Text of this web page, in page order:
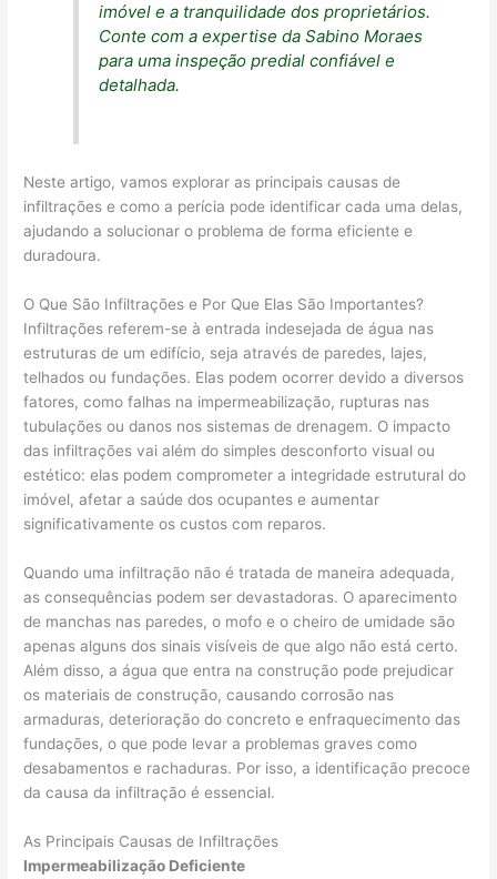
imóvel e a tranquilidade dos proprietários.
Conte com a expertise da Sabino Moraes
para uma inspeção predial confiável e
detalhada.
Neste artigo, vamos explorar as principais causas de
infiltrações e como a perícia pode identificar cada uma delas,
ajudando a solucionar o problema de forma eficiente e
duradoura.
O Que São Infiltrações e Por Que Elas São Importantes?
Infiltrações referem-se à entrada indesejada de água nas
estruturas de um edifício, seja através de paredes, lajes,
telhados ou fundações. Elas podem ocorrer devido a diversos
fatores, como falhas na impermeabilização, rupturas nas
tubulações ou danos nos sistemas de drenagem. O impacto
das infiltrações vai além do simples desconforto visual ou
estético: elas podem comprometer a integridade estrutural do
imóvel, afetar a saúde dos ocupantes e aumentar
significativamente os custos com reparos.
Quando uma infiltração não é tratada de maneira adequada,
as consequências podem ser devastadoras. O aparecimento
de manchas nas paredes, o mofo e o cheiro de umidade são
apenas alguns dos sinais visíveis de que algo não está certo.
Além disso, a água que entra na construção pode prejudicar
os materiais de construção, causando corrosão nas
armaduras, deterioração do concreto e enfraquecimento das
fundações, o que pode levar a problemas graves como
desabamentos e rachaduras. Por isso, a identificação precoce
da causa da infiltração é essencial.
As Principais Causas de Infiltrações
Impermeabilização Deficiente